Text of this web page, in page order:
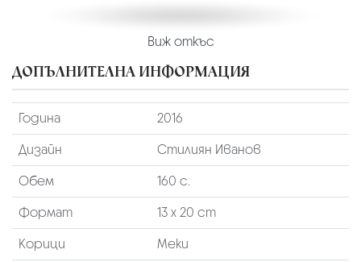
Виж откъс
ДОПЪЛНИТЕЛНА ИНФОРМАЦИЯ
Година
2016
Дизайн
Стилиян Иванов
Обем
160 с.
Формат
13 х 20 cm
Корици
Меки